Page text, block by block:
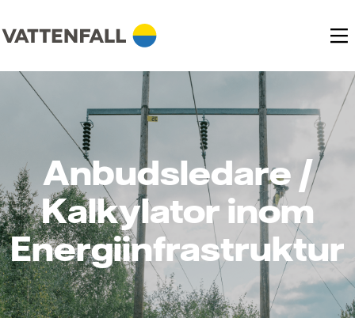
Anbudsledare /
Kalkylator inom
Energiinfrastruktur